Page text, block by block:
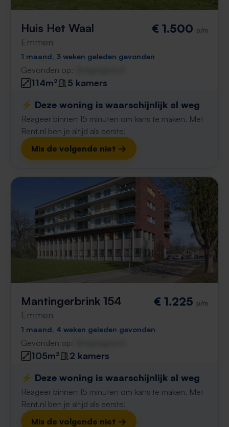
Huis Het Waal
Emmen
€ 1.500 p/m
1 maand, 3 weken geleden gevonden
Gevonden op:
114m²
5 kamers
⚡️ Deze woning is waarschijnlijk al weg
Reageer binnen 15 minuten om kans te maken. Met
Rent.nl ben je altijd als eerste!
Mis de volgende niet →
Mantingerbrink 154
Emmen
€ 1.225 p/m
1 maand, 4 weken geleden gevonden
Gevonden op:
105m²
2 kamers
⚡️ Deze woning is waarschijnlijk al weg
Reageer binnen 15 minuten om kans te maken. Met
Rent.nl ben je altijd als eerste!
Mis de volgende niet →